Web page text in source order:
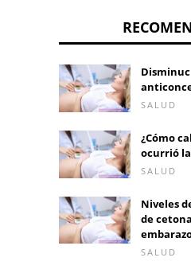
SALUD
¿Cómo
ocurrió
SALUD
Niveles
de
SALUD